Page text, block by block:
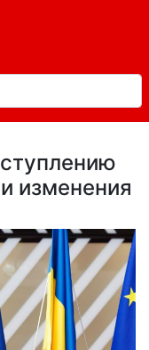
изменения